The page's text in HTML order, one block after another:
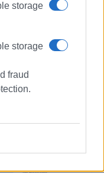
storage
storage
fraud